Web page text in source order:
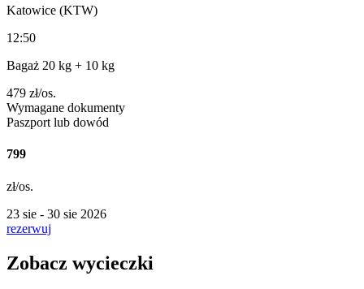
Katowice (KTW)
12:50
Bagaż 20 kg + 10 kg
479 zł/os.
Wymagane dokumenty
Paszport lub dowód
799
zł/os.
23 sie - 30 sie 2026
rezerwuj
Zobacz wycieczki